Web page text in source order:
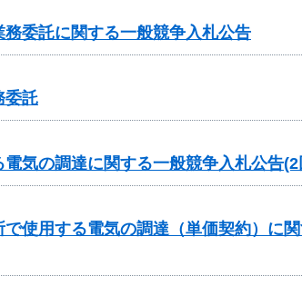
委託に関する一般競争入札公告
委託
気の調達に関する一般競争入札公告(2
使用する電気の調達（単価契約）に